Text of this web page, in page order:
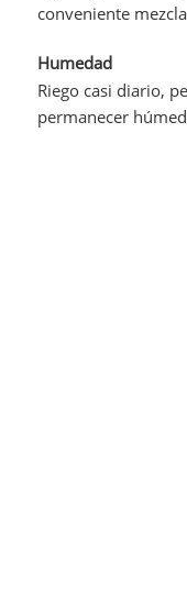
conveniente
Humedad
Riego casi diario,
permanecer